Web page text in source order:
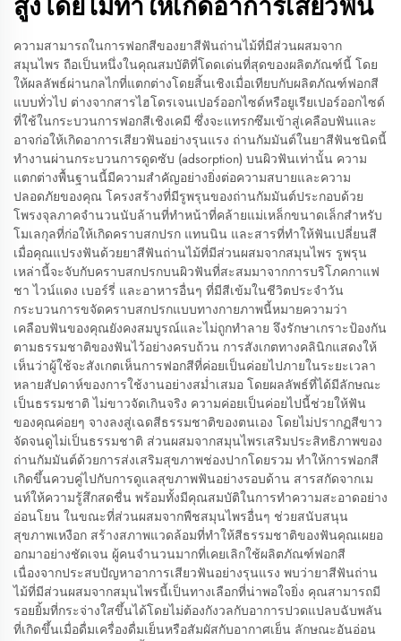
ความสามารถในการฟอกสีของยาสีฟันถ่านไม้ที่มีส่วนผสมจาก
สมุนไพร ถือเป็นหนึ่งในคุณสมบัติที่โดดเด่นที่สุดของผลิตภัณฑ์นี้ โดย
ให้ผลลัพธ์ผ่านกลไกที่แตกต่างโดยสิ้นเชิงเมื่อเทียบกับผลิตภัณฑ์ฟอกสี
แบบทั่วไป ต่างจากสารไฮโดรเจนเปอร์ออกไซด์หรือยูเรียเปอร์ออกไซด์
ที่ใช้ในกระบวนการฟอกสีเชิงเคมี ซึ่งจะแทรกซึมเข้าสู่เคลือบฟันและ
อาจก่อให้เกิดอาการเสียวฟันอย่างรุนแรง ถ่านกัมมันต์ในยาสีฟันชนิดนี้
ทำงานผ่านกระบวนการดูดซับ (adsorption) บนผิวฟันเท่านั้น ความ
แตกต่างพื้นฐานนี้มีความสำคัญอย่างยิ่งต่อความสบายและความ
ปลอดภัยของคุณ โครงสร้างที่มีรูพรุนของถ่านกัมมันต์ประกอบด้วย
โพรงจุลภาคจำนวนนับล้านที่ทำหน้าที่คล้ายแม่เหล็กขนาดเล็กสำหรับ
โมเลกุลที่ก่อให้เกิดคราบสกปรก แทนนิน และสารที่ทำให้ฟันเปลี่ยนสี
เมื่อคุณแปรงฟันด้วยยาสีฟันถ่านไม้ที่มีส่วนผสมจากสมุนไพร รูพรุน
เหล่านี้จะจับกับคราบสกปรกบนผิวฟันที่สะสมมาจากการบริโภคกาแฟ
ชา ไวน์แดง เบอร์รี่ และอาหารอื่นๆ ที่มีสีเข้มในชีวิตประจำวัน
กระบวนการขจัดคราบสกปรกแบบทางกายภาพนี้หมายความว่า
เคลือบฟันของคุณยังคงสมบูรณ์และไม่ถูกทำลาย จึงรักษาเกราะป้องกัน
ตามธรรมชาติของฟันไว้อย่างครบถ้วน การสังเกตทางคลินิกแสดงให้
เห็นว่าผู้ใช้จะสังเกตเห็นการฟอกสีที่ค่อยเป็นค่อยไปภายในระยะเวลา
หลายสัปดาห์ของการใช้งานอย่างสม่ำเสมอ โดยผลลัพธ์ที่ได้มีลักษณะ
เป็นธรรมชาติ ไม่ขาวจัดเกินจริง ความค่อยเป็นค่อยไปนี้ช่วยให้ฟัน
ของคุณค่อยๆ จางลงสู่เฉดสีธรรมชาติของตนเอง โดยไม่ปรากฏสีขาว
จัดจนดูไม่เป็นธรรมชาติ ส่วนผสมจากสมุนไพรเสริมประสิทธิภาพของ
ถ่านกัมมันต์ด้วยการส่งเสริมสุขภาพช่องปากโดยรวม ทำให้การฟอกสี
เกิดขึ้นควบคู่ไปกับการดูแลสุขภาพฟันอย่างรอบด้าน สารสกัดจากเม
นท์ให้ความรู้สึกสดชื่น พร้อมทั้งมีคุณสมบัติในการทำความสะอาดอย่าง
อ่อนโยน ในขณะที่ส่วนผสมจากพืชสมุนไพรอื่นๆ ช่วยสนับสนุน
สุขภาพเหงือก สร้างสภาพแวดล้อมที่ทำให้สีธรรมชาติของฟันคุณเผยอ
อกมาอย่างชัดเจน ผู้คนจำนวนมากที่เคยเลิกใช้ผลิตภัณฑ์ฟอกสี
เนื่องจากประสบปัญหาอาการเสียวฟันอย่างรุนแรง พบว่ายาสีฟันถ่าน
ไม้ที่มีส่วนผสมจากสมุนไพรนี้เป็นทางเลือกที่น่าพอใจยิ่ง คุณสามารถมี
รอยยิ้มที่กระจ่างใสขึ้นได้โดยไม่ต้องกังวลกับอาการปวดแปลบฉับพลัน
ที่เกิดขึ้นเมื่อดื่มเครื่องดื่มเย็นหรือสัมผัสกับอากาศเย็น ลักษณะอันอ่อน